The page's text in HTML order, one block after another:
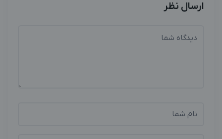
ارسال نظر